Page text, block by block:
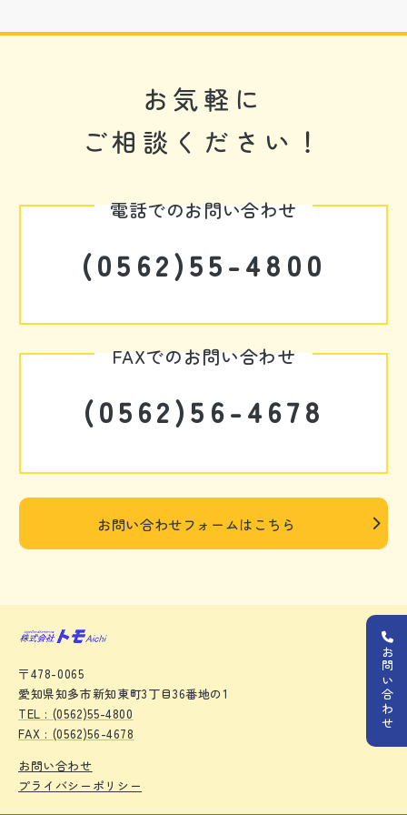
お気軽に
ご相談ください！
電話でのお問い合わせ
(0562)55-4800
FAXでのお問い合わせ
(0562)56-4678
お問い合わせフォームはこちら
お問い合わせ
〒478-0065
愛知県知多市新知東町3丁目36番地の1
TEL : (0562)55-4800
FAX : (0562)56-4678
お問い合わせ
プライバシーポリシー